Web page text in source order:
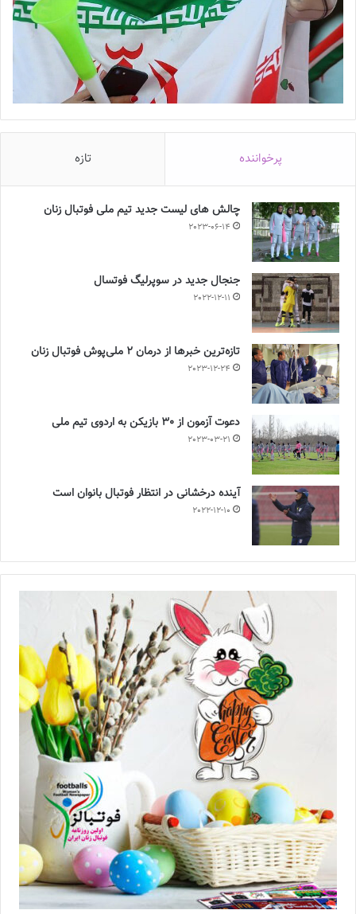
پرخواننده تازه
چالش هاى ليست جدید تيم ملى فوتبال زنان
2023-06-14
جنجال جدید در سوپرلیگ فوتسال
2022-12-11
تازه‌ترین خبرها از درمان ۲ ملی‌پوش فوتبال زنان
2023-12-24
دعوت آزمون از 30 بازیکن به اردوی تیم ملی
2023-03-21
آینده درخشانی در انتظار فوتبال بانوان است
2022-12-10